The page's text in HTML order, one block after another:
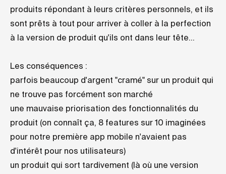
produits répondant à leurs critères personnels, et ils
sont prêts à tout pour arriver à coller à la perfection
à la version de produit qu'ils ont dans leur tête...
Les conséquences :
parfois beaucoup d'argent "cramé" sur un produit qui
ne trouve pas forcément son marché
une mauvaise priorisation des fonctionnalités du
produit (on connaît ça, 8 features sur 10 imaginées
pour notre première app mobile n'avaient pas
d'intérêt pour nos utilisateurs)
un produit qui sort tardivement (là où une version